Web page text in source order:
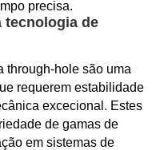
precisa.
tecnologia de
through-hole são uma
requerem estabilidade
excecional. Estes
de gamas de
em sistemas de